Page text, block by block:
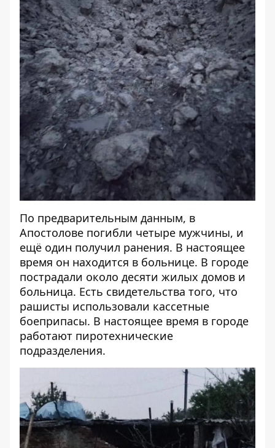
По предварительным данным, в
Апостолове погибли четыре мужчины, и
ещё один получил ранения. В настоящее
время он находится в больнице. В городе
пострадали около десяти жилых домов и
больница. Есть свидетельства того, что
рашисты использовали кассетные
боеприпасы. В настоящее время в городе
работают пиротехнические
подразделения.